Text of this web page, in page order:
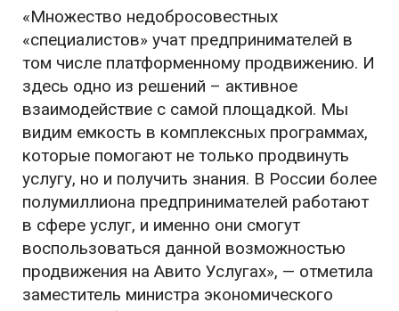
«Множество недобросовестных
«специалистов» учат предпринимателей в
том числе платформенному продвижению. И
здесь одно из решений – активное
взаимодействие с самой площадкой. Мы
видим емкость в комплексных программах,
которые помогают не только продвинуть
услугу, но и получить знания. В России более
полумиллиона предпринимателей работают
в сфере услуг, и именно они смогут
воспользоваться данной возможностью
продвижения на Авито Услугах», — отметила
заместитель министра экономического